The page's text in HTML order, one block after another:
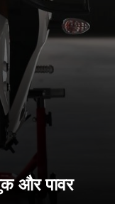
और पावर